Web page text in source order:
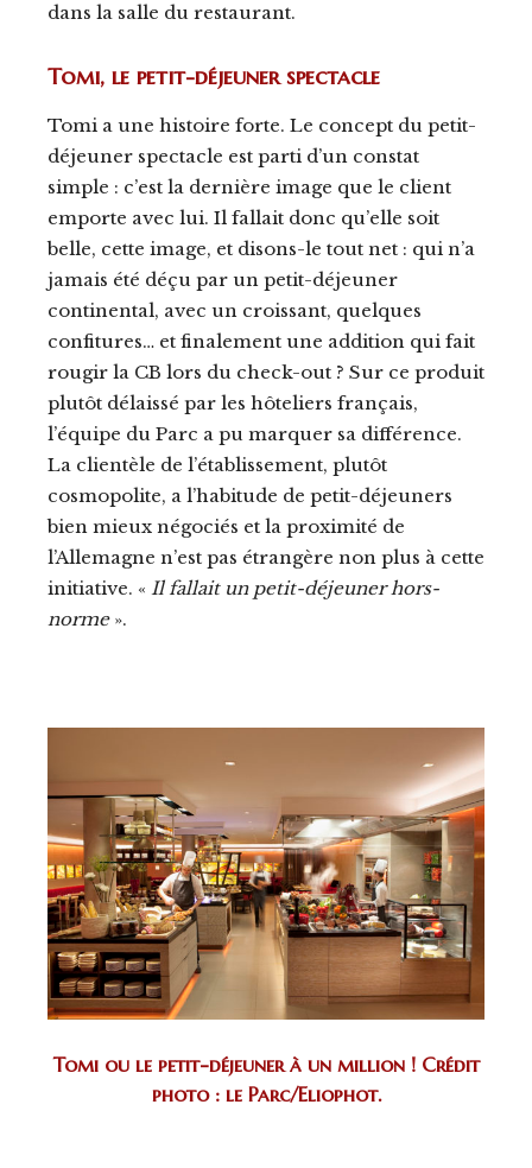
dans la salle du restaurant.
Tomi, le petit-déjeuner spectacle
Tomi a une histoire forte. Le concept du petit-
déjeuner spectacle est parti d’un constat
simple : c’est la dernière image que le client
emporte avec lui. Il fallait donc qu’elle soit
belle, cette image, et disons-le tout net : qui n’a
jamais été déçu par un petit-déjeuner
continental, avec un croissant, quelques
confitures… et finalement une addition qui fait
rougir la CB lors du check-out ? Sur ce produit
plutôt délaissé par les hôteliers français,
l’équipe du Parc a pu marquer sa différence.
La clientèle de l’établissement, plutôt
cosmopolite, a l’habitude de petit-déjeuners
bien mieux négociés et la proximité de
l’Allemagne n’est pas étrangère non plus à cette
initiative. « Il fallait un petit-déjeuner hors-
norme».
Tomi ou le petit-déjeuner à un million ! Crédit
photo : le Parc/Eliophot.